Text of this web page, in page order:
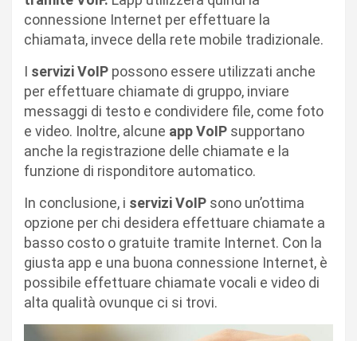
connessione Internet per effettuare la
chiamata, invece della rete mobile tradizionale.
I servizi VoIP possono essere utilizzati anche
per effettuare chiamate di gruppo, inviare
messaggi di testo e condividere file, come foto
e video. Inoltre, alcune app VoIP supportano
anche la registrazione delle chiamate e la
funzione di risponditore automatico.
In conclusione, i servizi VoIP sono un’ottima
opzione per chi desidera effettuare chiamate a
basso costo o gratuite tramite Internet. Con la
giusta app e una buona connessione Internet, è
possibile effettuare chiamate vocali e video di
alta qualità ovunque ci si trovi.